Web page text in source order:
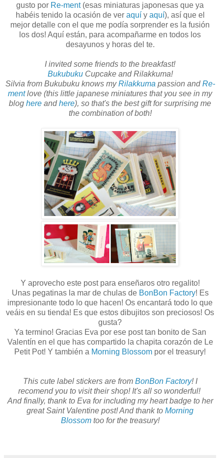
gusto por Re-ment(esas miniaturas japonesas que ya
habéis tenido la ocasión de ver aquíy aquí), así que el
mejor detalle con el que me podía sorprender es la fusión
los dos! Aquí están, para acompañarme en todos los
desayunos y horas del te.
I invited some friends to the breakfast!
BukubukuCupcake and Rilakkuma!
Silvia from Bukubuku knows myRilakkuma passion andRe-
mentlove (this little japanese miniatures that you see in my
blog here andhere), so that's the best gift for surprising me
the combination of both!
Y aprovecho este post para enseñaros otro regalito!
Unas pegatinas la mar de chulas de BonBon Factory! Es
impresionante todo lo que hacen! Os encantará todo lo que
veáis en su tienda! Es que estos dibujitos son preciosos! Os
gusta?
Ya termino! Gracias Eva por ese post tan bonito de San
Valentín en el que has compartido la chapita corazón de Le
Petit Pot! Y también a Morning Blossom por el treasury!
This cute label stickers are from BonBon Factory! I
recomend you to visit their shop! It's all so wonderful!
And finally, thank to Eva for including my heart badge to her
great Saint Valentine post! And thank to Morning
Blossomtoo for the treasury!